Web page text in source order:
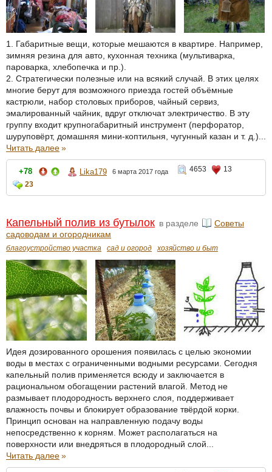
1. Габаритные вещи, которые мешаются в квартире. Например,
зимняя резина для авто, кухонная техника (мультиварка,
пароварка, хлебопечка и пр.).
2. Стратегически полезные или на всякий случай. В этих целях
многие берут для возможного приезда гостей объёмные
кастрюли, набор столовых приборов, чайный сервиз,
эмалированный чайник, вдруг отключат электричество. В эту
группу входит крупногабаритный инструмент (перфоратор,
шуруповёрт, домашняя мини-коптильня, чугунный казан и т. д.)...
Читать далее»
+78 Lika179 6 марта 2017 года 4653
13
23
Капельный полив из бутылок в разделе
Советы
садоводам и огородникам
благоустройство участка сад и огород хозяйство и быт
Идея дозированного орошения появилась с целью экономии
воды в местах с ограниченными водными ресурсами. Сегодня
капельный полив применяется всюду и заключается в
рациональном обогащении растений влагой. Метод не
размывает плодородность верхнего слоя, поддерживает
влажность почвы и блокирует образование твёрдой корки.
Принцип основан на направленную подачу воды
непосредственно к корням. Может располагаться на
поверхности или внедряться в плодородный слой...
Читать далее»